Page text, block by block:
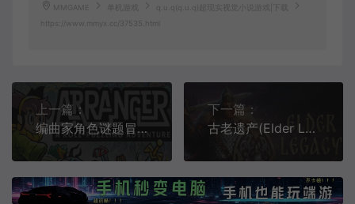
MMGAME
q.u.q(q.u.q)超现实视觉小说游戏|下载
https://www.mmyx.cc/37535.html
上一篇：
编曲家角色谜题冒险(Arranger A Role Puzzling Adventure)推箱子解谜游戏|下载
下一篇：
古老遗产(Elder Legacy)简中|PC|RPG|斯拉夫开放世界角色扮演游戏